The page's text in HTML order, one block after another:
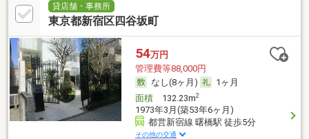
貸店舗・事務所
東京都新宿区四谷坂町
54万円
管理費等88,000円
なし(8ヶ月)
1ヶ月
面積132.23m2
1973年3月(築53年6ヶ月)
都営新宿線 曙橋駅 徒歩5分
その他の交通